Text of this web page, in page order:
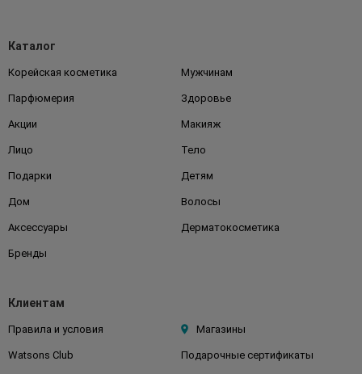
Каталог
Корейская косметика Мужчинам
Парфюмерия Здоровье
Акции Макияж
Лицо Тело
Подарки Детям
Дом Волосы
Аксессуары Дерматокосметика
Бренды
Клиентам
Правила и условия Магазины
Watsons Club Подарочные сертификаты